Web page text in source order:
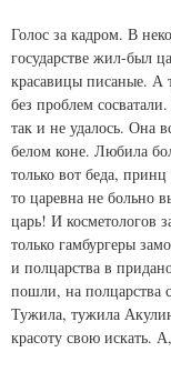
Голос за кадром. В
государстве жил-был
красавицы писаные. А
без проблем
так и не удалось. Она
белом коне. Любила
только вот беда,
то царевна не больно
царь! И косметологов
только гамбургеры
и полцарства в
пошли, на полцарства
Тужила, тужила
красоту свою искать.